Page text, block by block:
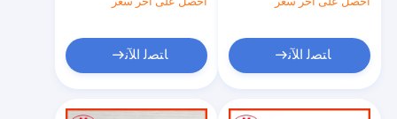
ﺎﺘﺼﻟ ﺍﻶﻧ ﺎﺘﺼﻟ ﺍﻶﻧ